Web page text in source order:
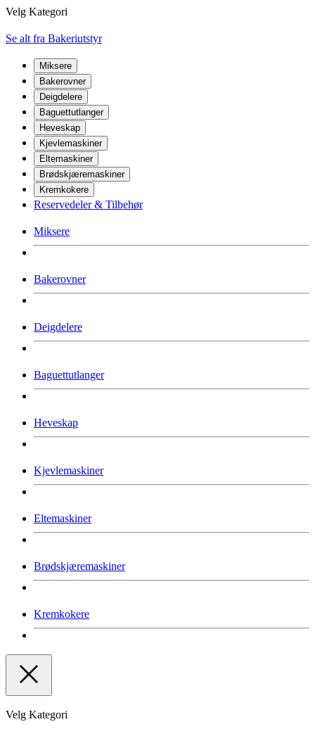
Velg Kategori
Se alt fra Bakeriutstyr
Miksere
Bakerovner
Deigdelere
Baguettutlanger
Heveskap
Kjevlemaskiner
Eltemaskiner
Brødskjæremaskiner
Kremkokere
Reservedeler & Tilbehør
Miksere
Bakerovner
Deigdelere
Baguettutlanger
Heveskap
Kjevlemaskiner
Eltemaskiner
Brødskjæremaskiner
Kremkokere
Velg Kategori